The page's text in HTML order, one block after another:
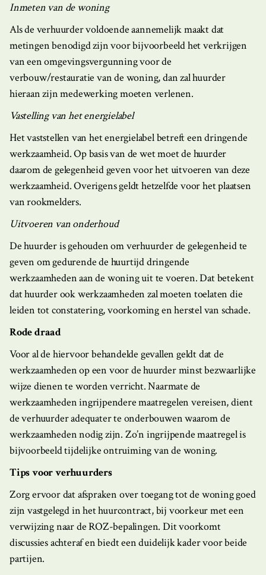
Inmeten van de woning
Als de verhuurder voldoende aannemelijk maakt dat
metingen benodigd zijn voor bijvoorbeeld het verkrijgen
van een omgevingsvergunning voor de
verbouw/restauratie van de woning, dan zal huurder
hieraan zijn medewerking moeten verlenen.
Vastelling van het energielabel
Het vaststellen van het energielabel betreft een dringende
werkzaamheid. Op basis van de wet moet de huurder
daarom de gelegenheid geven voor het uitvoeren van deze
werkzaamheid. Overigens geldt hetzelfde voor het plaatsen
van rookmelders.
Uitvoeren van onderhoud
De huurder is gehouden om verhuurder de gelegenheid te
geven om gedurende de huurtijd dringende
werkzaamheden aan de woning uit te voeren. Dat betekent
dat huurder ook werkzaamheden zal moeten toelaten die
leiden tot constatering, voorkoming en herstel van schade.
Rode draad
Voor al de hiervoor behandelde gevallen geldt dat de
werkzaamheden op een voor de huurder minst bezwaarlijke
wijze dienen te worden verricht. Naarmate de
werkzaamheden ingrijpendere maatregelen vereisen, dient
de verhuurder adequater te onderbouwen waarom de
werkzaamheden nodig zijn. Zo’n ingrijpende maatregel is
bijvoorbeeld tijdelijke ontruiming van de woning.
Tips voor verhuurders
Zorg ervoor dat afspraken over toegang tot de woning goed
zijn vastgelegd in het huurcontract, bij voorkeur met een
verwijzing naar de ROZ-bepalingen. Dit voorkomt
discussies achteraf en biedt een duidelijk kader voor beide
partijen.